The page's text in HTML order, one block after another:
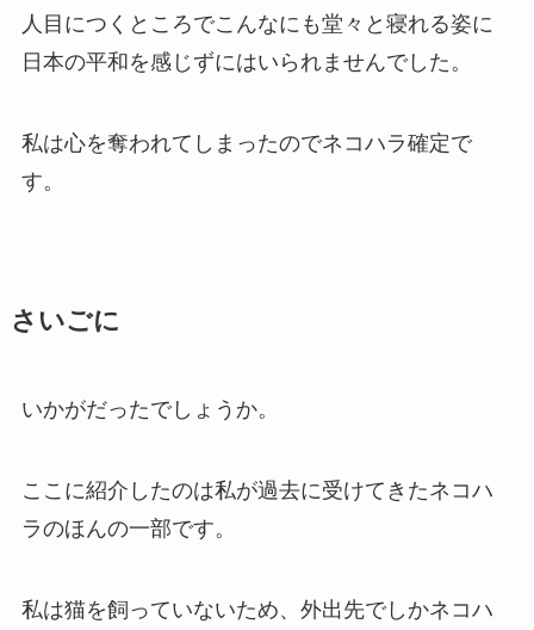
人目につくところでこんなにも堂々と寝れる姿に
日本の平和を感じずにはいられませんでした。
私は心を奪われてしまったのでネコハラ確定で
す。
さいごに
いかがだったでしょうか。
ここに紹介したのは私が過去に受けてきたネコハ
ラのほんの一部です。
私は猫を飼っていないため、外出先でしかネコハ